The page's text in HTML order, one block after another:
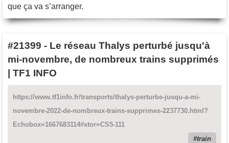
que ça va s’arranger.
#21399 - Le réseau Thalys perturbé jusqu'à
mi-novembre, de nombreux trains supprimés
| TF1 INFO
https://www.tf1info.fr/transports/thalys-perturbe-jusqu-a-mi-
novembre-2022-de-nombreux-trains-supprimes-2237730.html?
Echobox=1667683114#xtor=CS5-111
train